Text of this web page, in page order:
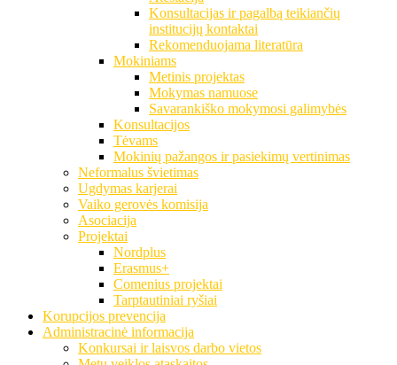
Konsultacijas ir pagalbą teikiančių
institucijų kontaktai
Rekomenduojama literatūra
Mokiniams
Metinis projektas
Mokymas namuose
Savarankiško mokymosi galimybės
Konsultacijos
Tėvams
Mokinių pažangos ir pasiekimų vertinimas
Neformalus švietimas
Ugdymas karjerai
Vaiko gerovės komisija
Asociacija
Projektai
Nordplus
Erasmus+
Comenius projektai
Tarptautiniai ryšiai
Korupcijos prevencija
Administracinė informacija
Konkursai ir laisvos darbo vietos